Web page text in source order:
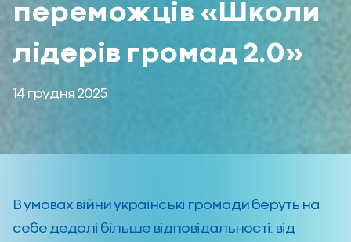
переможців «Школи
лідерів громад 2.0»
14 грудня 2025
В умовах війни українські громади беруть на
себе дедалі більше відповідальності: від